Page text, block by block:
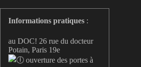
Informations pratiques :
au DOC! 26 rue du docteur
Potain, Paris 19e
ouverture des portes à